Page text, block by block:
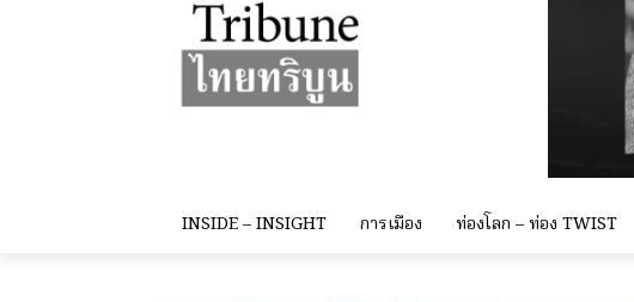
INSIDE – INSIGHT การเมือง ท่องโลก – ท่อง TWIST